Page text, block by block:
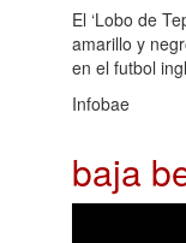
El ‘Lobo de
amarillo y
en el futbol
Infobae
baja